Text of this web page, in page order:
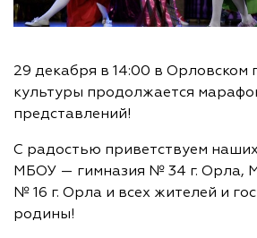
29 декабря в 14:00 в Орловском
культуры продолжается
представлений!
С радостью приветствуем
МБОУ — гимназия № 34 г. Орла,
№ 16 г. Орла и всех жителей и
родины!